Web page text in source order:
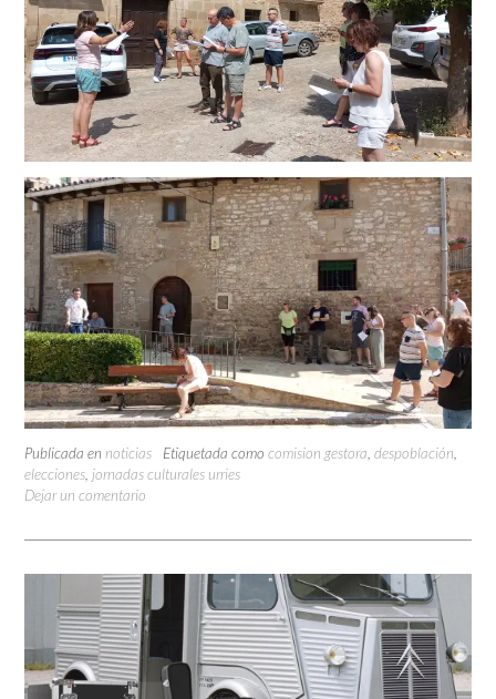
Publicada en noticias Etiquetada como comision gestora, despoblación,
elecciones, jornadas culturales urries
Dejar un comentario